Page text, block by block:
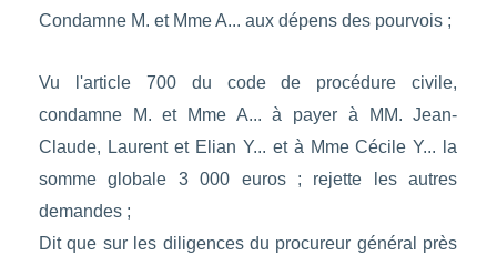
Condamne M. et Mme A... aux dépens des pourvois ;
Vu l'article 700 du code de procédure civile,
condamne M. et Mme A... à payer à MM. Jean-
Claude, Laurent et Elian Y... et à Mme Cécile Y... la
somme globale 3 000 euros ; rejette les autres
demandes ;
Dit que sur les diligences du procureur général près